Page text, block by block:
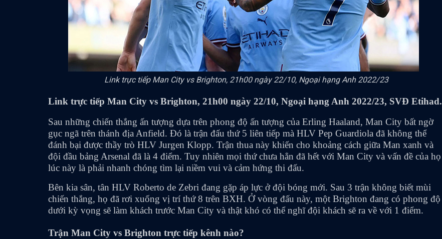
Link trực tiếp Man City vs Brighton, 21h00 ngày 22/10, Ngoại hạng Anh 2022/23
Link trực tiếp Man City vs Brighton, 21h00 ngày 22/10, Ngoại hạng Anh 2022/23, SVĐ Etihad.
Sau những chiến thắng ấn tượng dựa trên phong độ ấn tượng của Erling Haaland, Man City bất ngờ
gục ngã trên thánh địa Anfield. Đó là trận đấu thứ 5 liên tiếp mà HLV Pep Guardiola đã không thể
đánh bại được thầy trò HLV Jurgen Klopp. Trận thua này khiến cho khoảng cách giữa Man xanh và
đội đầu bảng Arsenal đã là 4 điểm. Tuy nhiên mọi thứ chưa hẳn đã hết với Man City và vấn đề của họ
lúc này là phải nhanh chóng tìm lại niềm vui và cảm hứng thi đấu.
Bên kia sân, tân HLV Roberto de Zebri đang gặp áp lực ở đội bóng mới. Sau 3 trận không biết mùi
chiến thắng, họ đã rơi xuống vị trí thứ 8 trên BXH. Ở vòng đấu này, một Brighton đang có phong độ
dưới kỳ vọng sẽ làm khách trước Man City và thật khó có thể nghĩ đội khách sẽ ra về với 1 điểm.
Trận Man City vs Brighton trực tiếp kênh nào?